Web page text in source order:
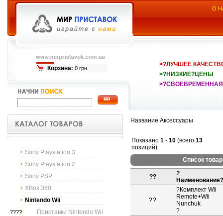
Корзина: 0 грн.
О
>?ЛУЧШЕЕ
>?НИЗКИЕ?ЦЕНЫ
Sony Playstation 3
Sony Playstation 2
Sony PSP
XBox 360
Nintendo Wii
???? Приставки Nintendo Wii
Название Аксессуары
Показано 1 - 10 (всего 13
позиций)
Список
??
?
Наименование?
??
?Комплект Wii
Remote+Wii
Nunchuk
?